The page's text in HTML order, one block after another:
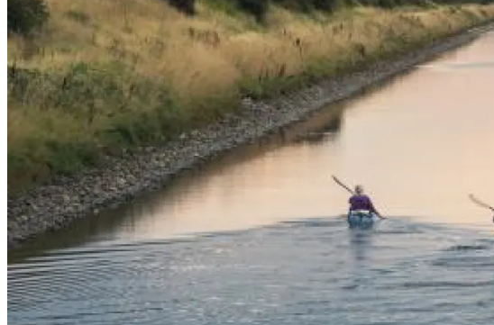
Natur
Städte und Orte
Das passiert
Reiseplanung
Praktische Informationen